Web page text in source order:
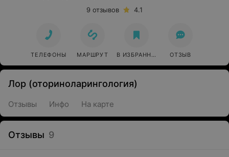
9 отзывов
4.1
ТЕЛЕФОНЫ МАРШРУТ В ИЗБРАННОЕ ОТЗЫВ
Лор (оториноларингология)
Отзывы Инфо На карте
Отзывы 9